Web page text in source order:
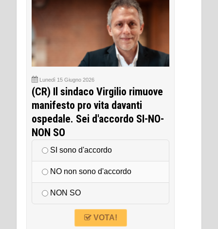
Lunedì 15 Giugno 2026
(CR) Il sindaco Virgilio rimuove
manifesto pro vita davanti
ospedale. Sei d'accordo SI-NO-
NON SO
SI sono d'accordo
NO non sono d'accordo
NON SO
VOTA!